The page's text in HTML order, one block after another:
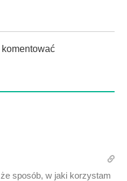
sposób, w jaki korzystam